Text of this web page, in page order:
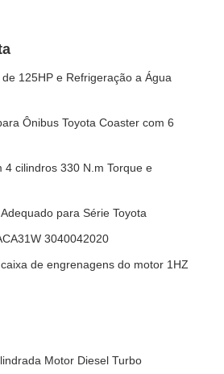
125HP e Refrigeração a Água
Ônibus Toyota Coaster com 6
4 cilindros 330 N.m Torque e
para Série Toyota
3040042020
de engrenagens do motor 1HZ
Motor Diesel Turbo